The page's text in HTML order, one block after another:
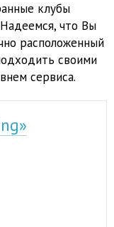
клубы
что Вы
расположенный
своими
сервиса.